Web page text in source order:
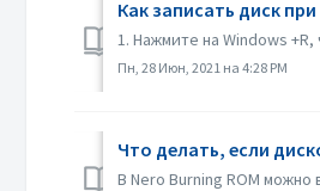
Как записать диск
1. Нажмите на Windows
Пн, 28 Июн, 2021 на 4:28 PM
Что делать, если
В Nero Burning ROM